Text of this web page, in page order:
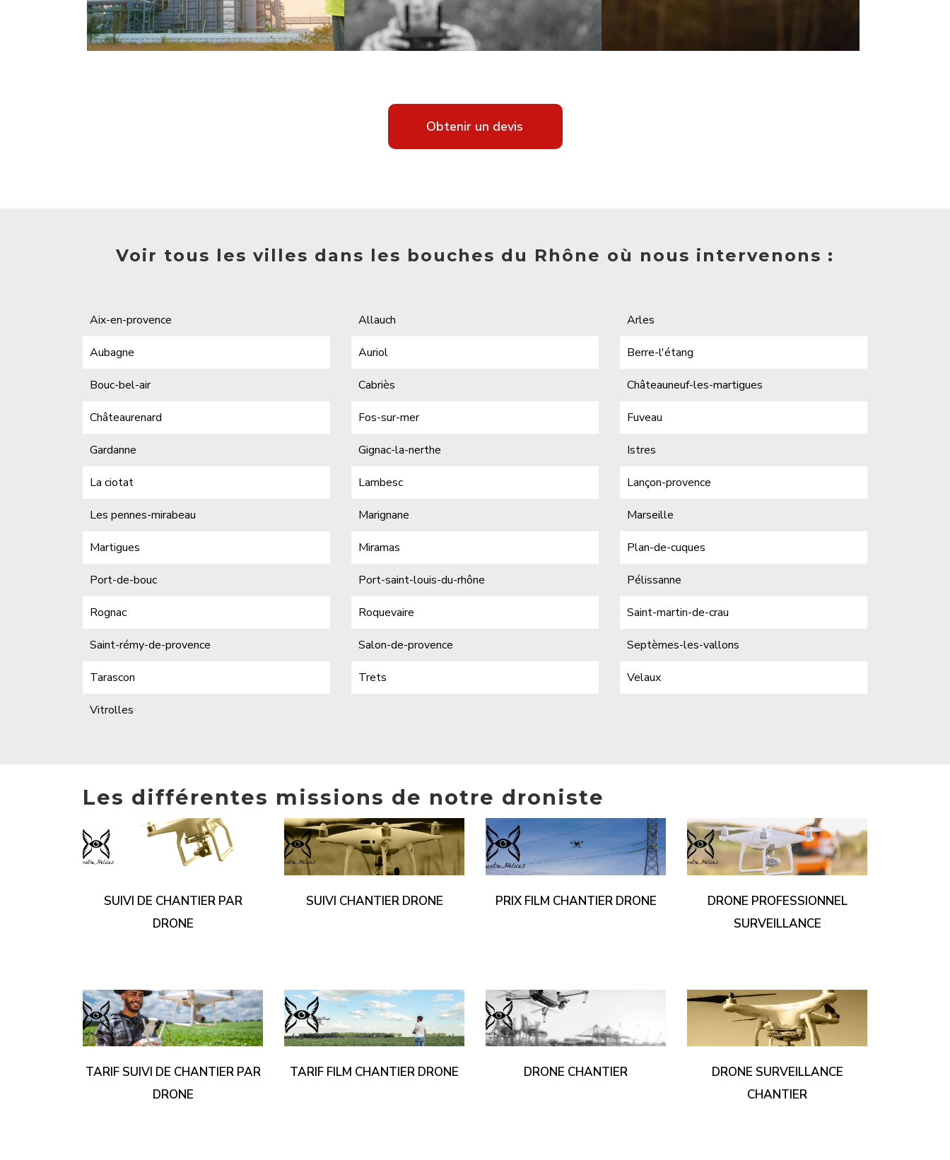
Obtenir un devis
Voir tous les villes dans les bouches du Rhône où nous intervenons :
Aix-en-provence Allauch Arles
Aubagne Auriol Berre-l'étang
Bouc-bel-air Cabriès Châteauneuf-les-martigues
Châteaurenard Fos-sur-mer Fuveau
Gardanne Gignac-la-nerthe Istres
La ciotat Lambesc Lançon-provence
Les pennes-mirabeau Marignane Marseille
Martigues Miramas Plan-de-cuques
Port-de-bouc Port-saint-louis-du-rhône Pélissanne
Rognac Roquevaire Saint-martin-de-crau
Saint-rémy-de-provence Salon-de-provence Septèmes-les-vallons
Tarascon Trets Velaux
Vitrolles
Les différentes missions de notre droniste
SUIVI DE CHANTIER PAR
DRONE
SUIVI CHANTIER DRONE PRIX FILM CHANTIER DRONE
DRONE PROFESSIONNEL
SURVEILLANCE
TARIF SUIVI DE CHANTIER PAR
DRONE
TARIF FILM CHANTIER DRONE DRONE CHANTIER
DRONE SURVEILLANCE
CHANTIER